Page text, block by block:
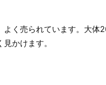
よく売られています。大
見かけます。